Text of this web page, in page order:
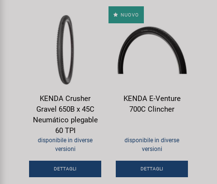
KENDA Crusher
Gravel 650B x 45C
Neumático plegable
60 TPI
disponibile in diverse
versioni
DETTAGLI
NUOVO
KENDA E-Venture
700C Clincher
disponibile in diverse
versioni
DETTAGLI